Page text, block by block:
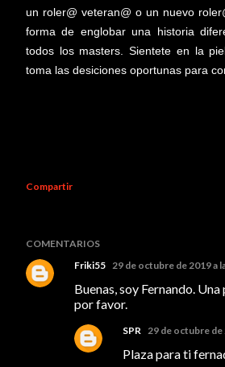
un roler@ veteran@ o un nuevo
forma de englobar una historia
todos los masters. Sientete en la
toma las desiciones oportunas para
Compartir
COMENTARIOS
Friki55 29 de octubre de 2019 a
Buenas, soy Fernando.
por favor.
SPR 29 de octubre de
Plaza para ti